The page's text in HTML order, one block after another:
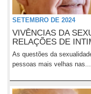
SETEMBRO DE 2024
VIVÊNCIAS DA
RELAÇÕES DE
As questões da
pessoas mais velhas nas...